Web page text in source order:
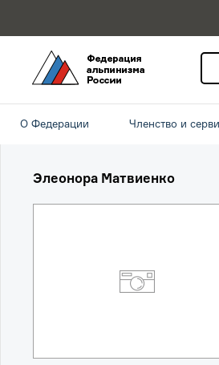
О Федерации Членство и
Элеонора Матвиенко